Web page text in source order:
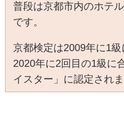
普段は京都市内のホテ
です。
京都検定は2009年に1級
2020年に2回目の1級に
イスター」に認定されま